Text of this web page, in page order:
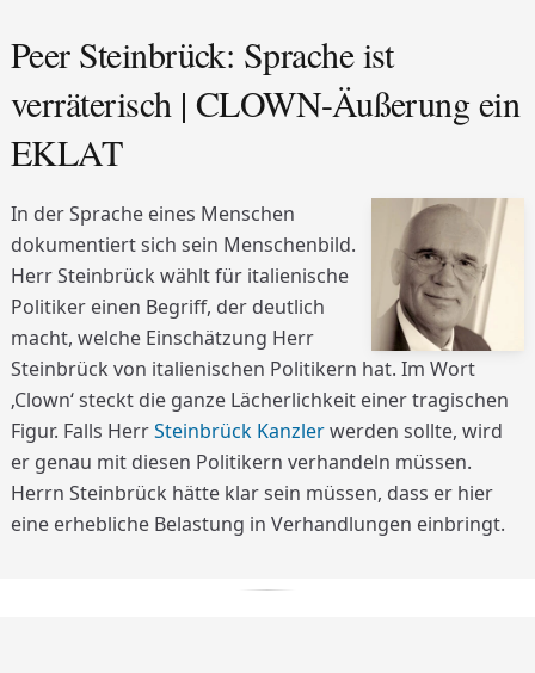
Peer Steinbrück: Sprache ist
verräterisch | CLOWN-Äußerung ein
EKLAT
In der Sprache eines Menschen
dokumentiert sich sein Menschenbild.
Herr Steinbrück wählt für italienische
Politiker einen Begriff, der deutlich
macht, welche Einschätzung Herr
Steinbrück von italienischen Politikern hat. Im Wort
‚Clown‘ steckt die ganze Lächerlichkeit einer tragischen
Figur. Falls HerrSteinbrück Kanzlerwerden sollte, wird
er genau mit diesen Politikern verhandeln müssen.
Herrn Steinbrück hätte klar sein müssen, dass er hier
eine erhebliche Belastung in Verhandlungen einbringt.